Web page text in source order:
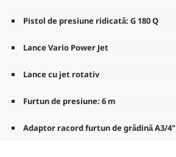
Pistol de presiune ridicată: G 180 Q
Lance Vario Power Jet
Lance cu jet rotativ
Furtun de presiune: 6 m
Adaptor racord furtun de grădină A3/4"